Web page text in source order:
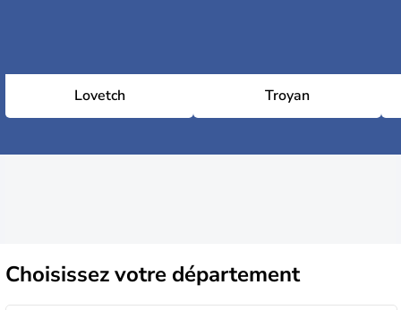
Lovetch Troyan
Choisissezvotre département